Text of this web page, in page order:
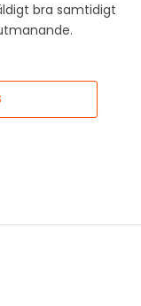
bra samtidigt